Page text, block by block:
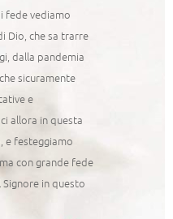
fede vediamo
Dio, che sa trarre
dalla pandemia
sicuramente
e
allora in questa
e festeggiamo
con grande fede
Signore in questo